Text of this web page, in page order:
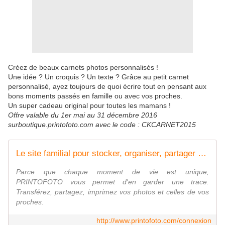
Créez de beaux carnets photos personnalisés !
Une idée ? Un croquis ? Un texte ? Grâce au petit carnet
personnalisé, ayez toujours de quoi écrire tout en pensant aux
bons moments passés en famille ou avec vos proches.
Un super cadeau original pour toutes les mamans !
Offre valable du 1er mai au 31 décembre 2016
surboutique.printofoto.com avec le code : CKCARNET2015
Le site familial pour stocker, organiser, partager et imprimer vos photos et vidéos en toute sécurité
Parce que chaque moment de vie est unique,
PRINTOFOTO vous permet d'en garder une trace.
Transférez, partagez, imprimez vos photos et celles de vos
proches.
http://www.printofoto.com/connexion